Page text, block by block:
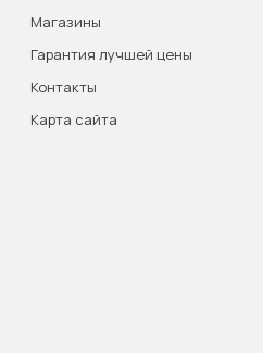
Магазины
Гарантия лучшей цены
Контакты
Карта сайта